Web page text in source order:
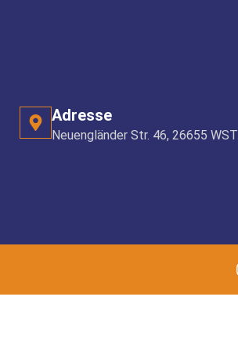
Adresse
Neuengländer Str. 46, 26655 WST